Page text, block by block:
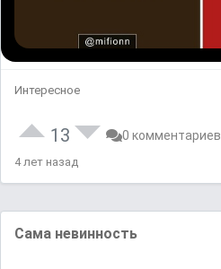
Интересное
13 0 комментариев
4 лет назад
Сама невинность